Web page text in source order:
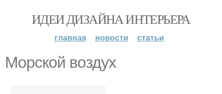
ИДЕИ ДИЗАЙНА ИНТЕРЬЕРА
главная новости статьи
Морской воздух